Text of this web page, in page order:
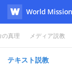
WATV
World
の真理 メディア説教
テキスト説教